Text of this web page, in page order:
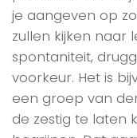
je aangeven op
zullen kijken naar
spontaniteit,
voorkeur. Het is
een groep van
de zestig te laten